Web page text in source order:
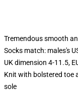
Tremendous smooth
Socks match: males's
UK dimension 4-11.5,
Knit with bolstered toe
sole